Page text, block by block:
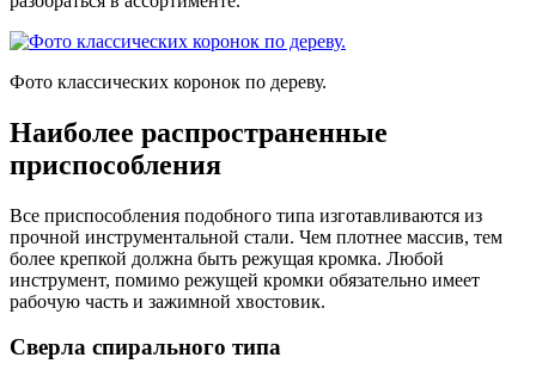
Фото классических коронок по дереву.
Наиболее распространенные
приспособления
Все приспособления подобного типа изготавливаются из
прочной инструментальной стали. Чем плотнее массив, тем
более крепкой должна быть режущая кромка. Любой
инструмент, помимо режущей кромки обязательно имеет
рабочую часть и зажимной хвостовик.
Сверла спирального типа